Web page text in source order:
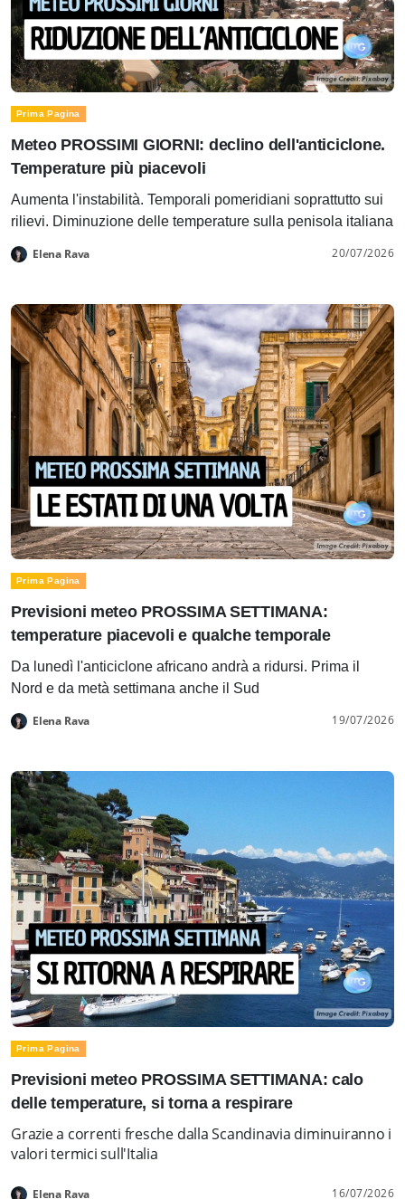
Prima Pagina
Meteo PROSSIMI GIORNI: declino dell'anticiclone.
Temperature più piacevoli
Aumenta l'instabilità. Temporali pomeridiani soprattutto sui
rilievi. Diminuzione delle temperature sulla penisola italiana
Elena Rava 20/07/2026
Prima Pagina
Previsioni meteo PROSSIMA SETTIMANA:
temperature piacevoli e qualche temporale
Da lunedì l'anticiclone africano andrà a ridursi. Prima il
Nord e da metà settimana anche il Sud
Elena Rava 19/07/2026
Prima Pagina
Previsioni meteo PROSSIMA SETTIMANA: calo
delle temperature, si torna a respirare
Grazie a correnti fresche dalla Scandinavia diminuiranno i
valori termici sull'Italia
Elena Rava 16/07/2026